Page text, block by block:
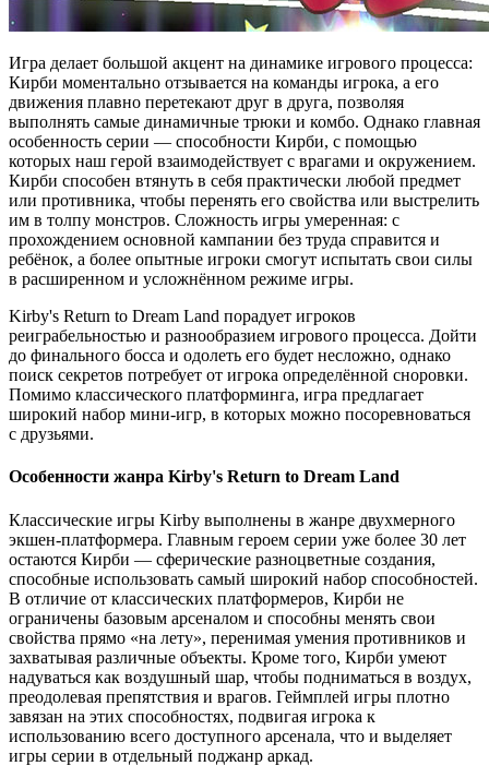
Игра делает большой акцент на динамике игрового процесса:
Кирби моментально отзывается на команды игрока, а его
движения плавно перетекают друг в друга, позволяя
выполнять самые динамичные трюки и комбо. Однако главная
особенность серии — способности Кирби, с помощью
которых наш герой взаимодействует с врагами и окружением.
Кирби способен втянуть в себя практически любой предмет
или противника, чтобы перенять его свойства или выстрелить
им в толпу монстров. Сложность игры умеренная: с
прохождением основной кампании без труда справится и
ребёнок, а более опытные игроки смогут испытать свои силы
в расширенном и усложнённом режиме игры.
Kirby's Return to Dream Land порадует игроков
реиграбельностью и разнообразием игрового процесса. Дойти
до финального босса и одолеть его будет несложно, однако
поиск секретов потребует от игрока определённой сноровки.
Помимо классического платформинга, игра предлагает
широкий набор мини-игр, в которых можно посоревноваться
с друзьями.
Особенности жанра Kirby's Return to Dream Land
Классические игры Kirby выполнены в жанре двухмерного
экшен-платформера. Главным героем серии уже более 30 лет
остаются Кирби — сферические разноцветные создания,
способные использовать самый широкий набор способностей.
В отличие от классических платформеров, Кирби не
ограничены базовым арсеналом и способны менять свои
свойства прямо «на лету», перенимая умения противников и
захватывая различные объекты. Кроме того, Кирби умеют
надуваться как воздушный шар, чтобы подниматься в воздух,
преодолевая препятствия и врагов. Геймплей игры плотно
завязан на этих способностях, подвигая игрока к
использованию всего доступного арсенала, что и выделяет
игры серии в отдельный поджанр аркад.